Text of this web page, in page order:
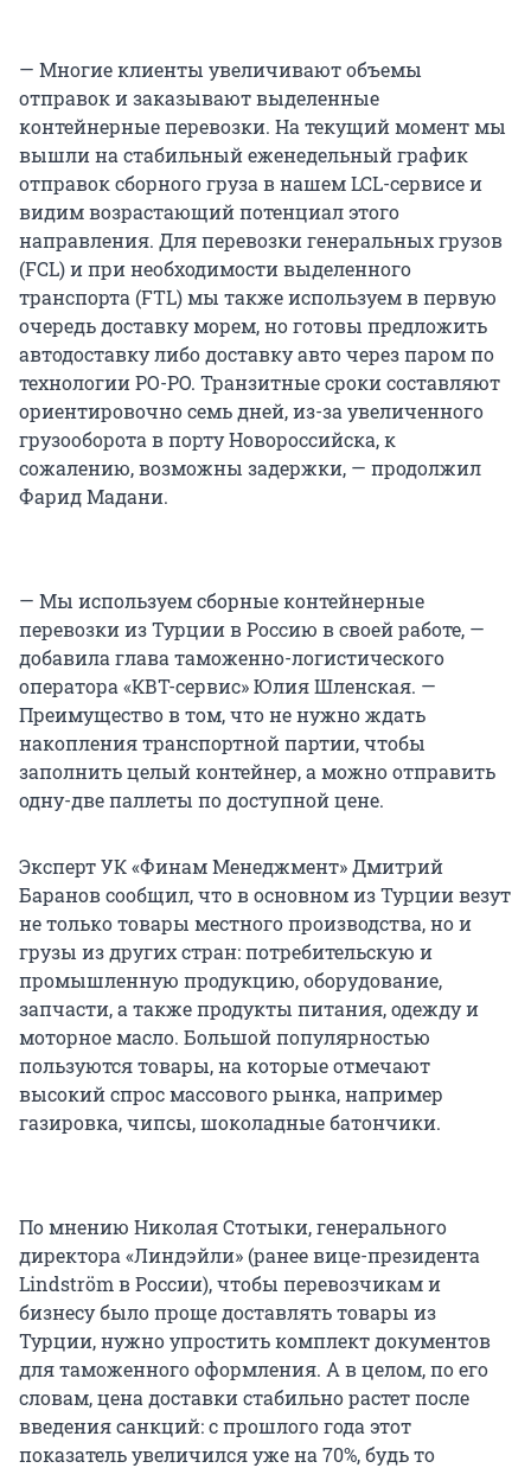
— Многие клиенты увеличивают объемы
отправок и заказывают выделенные
контейнерные перевозки. На текущий момент мы
вышли на стабильный еженедельный график
отправок сборного груза в нашем LCL-сервисе и
видим возрастающий потенциал этого
направления. Для перевозки генеральных грузов
(FCL) и при необходимости выделенного
транспорта (FTL) мы также используем в первую
очередь доставку морем, но готовы предложить
автодоставку либо доставку авто через паром по
технологии РО-РО. Транзитные сроки составляют
ориентировочно семь дней, из-за увеличенного
грузооборота в порту Новороссийска, к
сожалению, возможны задержки, — продолжил
Фарид Мадани.
— Мы используем сборные контейнерные
перевозки из Турции в Россию в своей работе, —
добавила глава таможенно-логистического
оператора «КВТ-сервис» Юлия Шленская. —
Преимущество в том, что не нужно ждать
накопления транспортной партии, чтобы
заполнить целый контейнер, а можно отправить
одну-две паллеты по доступной цене.
Эксперт УК «Финам Менеджмент» Дмитрий
Баранов сообщил, что в основном из Турции везут
не только товары местного производства, но и
грузы из других стран: потребительскую и
промышленную продукцию, оборудование,
запчасти, а также продукты питания, одежду и
моторное масло. Большой популярностью
пользуются товары, на которые отмечают
высокий спрос массового рынка, например
газировка, чипсы, шоколадные батончики.
По мнению Николая Стотыки, генерального
директора «Линдэйли» (ранее вице-президента
Lindström в России), чтобы перевозчикам и
бизнесу было проще доставлять товары из
Турции, нужно упростить комплект документов
для таможенного оформления. А в целом, по его
словам, цена доставки стабильно растет после
введения санкций: с прошлого года этот
показатель увеличился уже на 70%, будь то